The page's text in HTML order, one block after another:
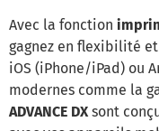
Avec la fonction
gagnez en flexibilité
iOS (iPhone/iPad) ou
modernes comme la
ADVANCE DXsont